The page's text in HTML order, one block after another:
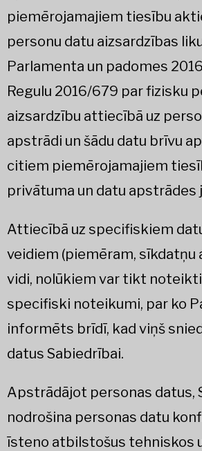
piemērojamajiem tiesību
personu datu aizsardzības
Parlamenta un padomes
Regulu 2016/679 par fizisku
aizsardzību attiecībā uz
apstrādi un šādu datu brīvu
citiem piemērojamajiem
privātuma un datu apstrādes
Attiecībā uz specifiskiem
veidiem (piemēram, sīkdatņu
vidi, nolūkiem var tikt
specifiski noteikumi, par ko
informēts brīdī, kad viņš
datus Sabiedrībai.
Apstrādājot personas datus,
nodrošina personas datu
īsteno atbilstošus tehniskos